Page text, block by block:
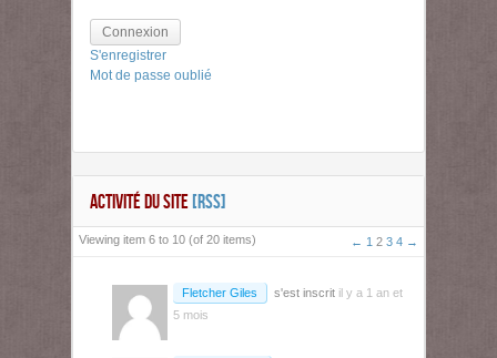
Connexion
S'enregistrer
Mot de passe oublié
ACTIVITÉ DU SITE [RSS]
Viewing item 6 to 10 (of 20 items) ← 1 2 3 4 →
Fletcher Giles s'est inscrit il y a 1 an et
5 mois